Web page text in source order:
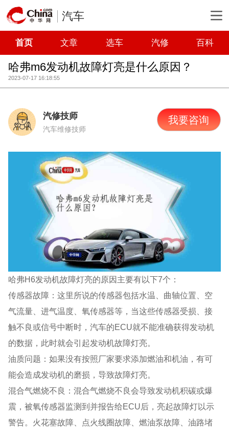
汽车
首页 文章 选车 汽修 百科
哈弗m6发动机故障灯亮是什么原因？
2023-07-17 16:18:55
汽修技师
汽车维修技师
我要咨询
哈弗H6发动机故障灯亮的原因主要有以下7个：
传感器故障：这里所说的传感器包括水温、曲轴位置、空
气流量、进气温度、氧传感器等，当这些传感器受损、接
触不良或信号中断时，汽车的ECU就不能准确获得发动机
的数据，此时就会引起发动机故障灯亮。
油质问题：如果没有按照厂家要求添加燃油和机油，有可
能会造成发动机的磨损，导致故障灯亮。
混合气燃烧不良：混合气燃烧不良会导致发动机积碳或爆
震，被氧传感器监测到并报告给ECU后，亮起故障灯以示
警告。火花塞故障、点火线圈故障、燃油泵故障、油路堵